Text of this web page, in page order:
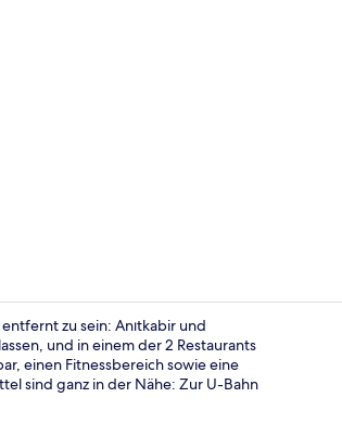
Fitnessstudio
zu sein: Anıtkabir und
und in einem der 2 Restaurants
einen Fitnessbereich sowie eine
sind ganz in der Nähe: Zur U-Bahn